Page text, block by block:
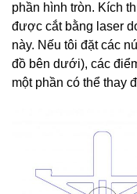
phần hình tròn. Kích
được cắt bằng laser
này. Nếu tôi đặt các
đồ bên dưới), các
một phần có thể thay